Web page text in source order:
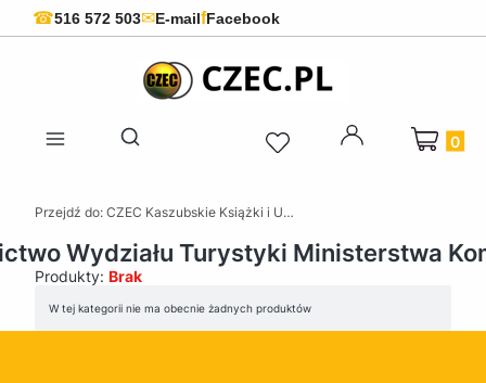
☎516 572 503✉E-mailfFacebook
Otwórz wyszukiwarkę
Produkty
Przejdź do: CZEC Kaszubskie Książki i Upominki - Pamiątki z Kaszub
Wydziału Turystyki Ministerstwa
Produkty: Brak
Lista produktów
W tej kategorii nie ma obecnie żadnych produktów